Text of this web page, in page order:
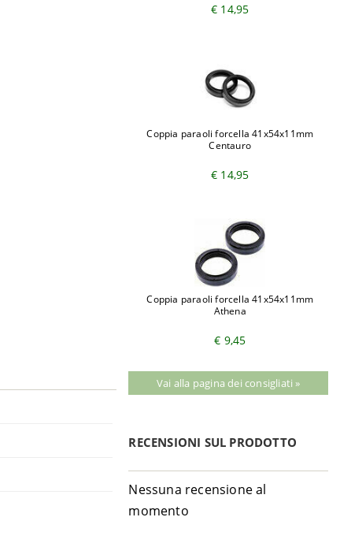
€ 14,95
Coppia paraoli forcella 41x54x11mm
Centauro
€ 14,95
Coppia paraoli forcella 41x54x11mm
Athena
€ 9,45
Vai alla pagina dei consigliati »
RECENSIONI SUL PRODOTTO
Nessuna recensione al
momento